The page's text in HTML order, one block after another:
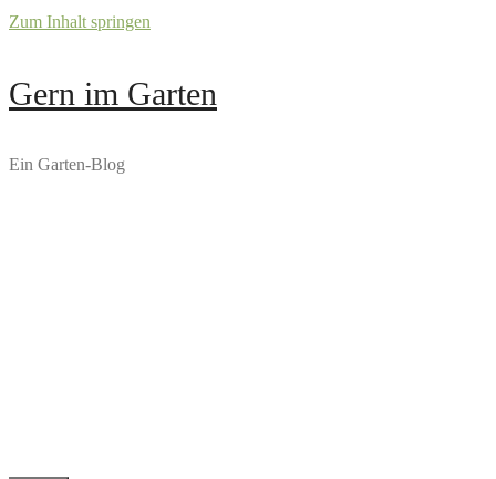
Zum Inhalt springen
Gern im Garten
Ein Garten-Blog